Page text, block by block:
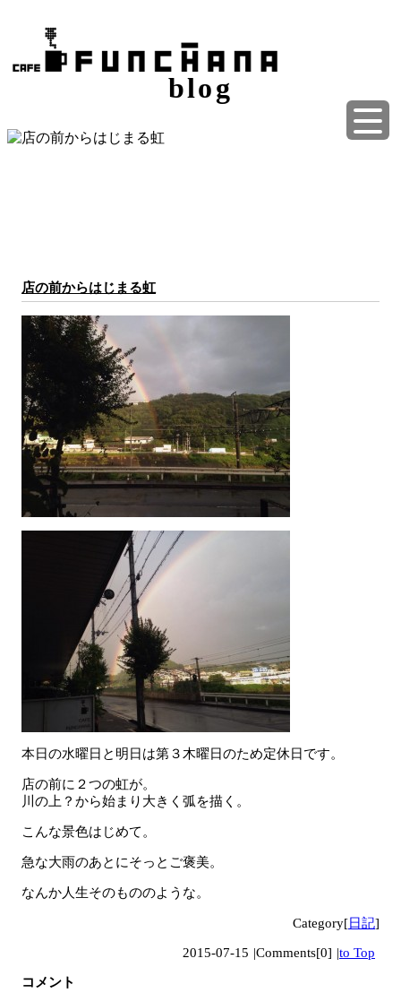
blog
店の前からはじまる虹
本日の水曜日と明日は第３木曜日のため定休日です。
店の前に２つの虹が。
川の上？から始まり大きく弧を描く。
こんな景色はじめて。
急な大雨のあとにそっとご褒美。
なんか人生そのもののような。
Category[日記]
2015-07-15 |Comments[0] |to Top
コメント